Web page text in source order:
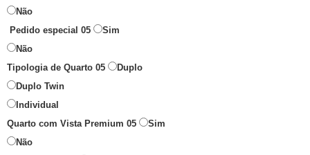
Não
Pedido especial 05
Sim
Não
Tipologia de Quarto 05
Duplo
Duplo Twin
Individual
Quarto com Vista Premium 05
Sim
Não